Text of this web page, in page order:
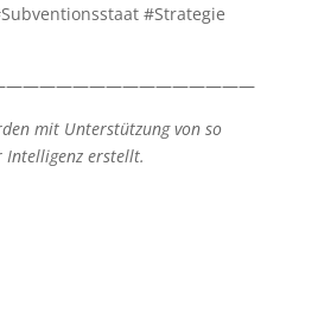
#Strategie
mit Unterstützung von so
erstellt.